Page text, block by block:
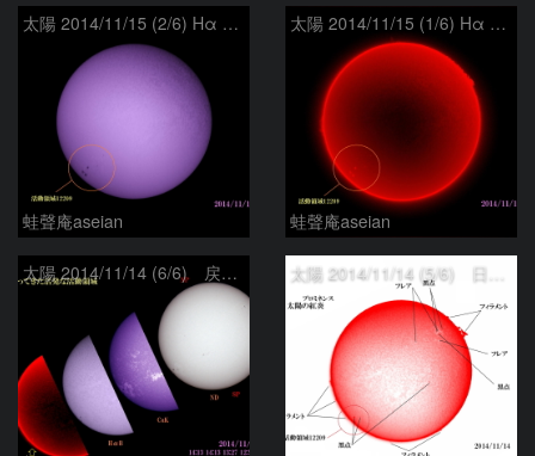
太陽 2014/11/15 (2/6) Hα B 戻ってきた活動領域
蛙聲庵aseian
太陽 2014/11/15 (1/6) Hα R-B 戻ってきた活動領域
蛙聲庵aseian
太陽 2014/11/14 (6/6) 戻ってきた活動領域